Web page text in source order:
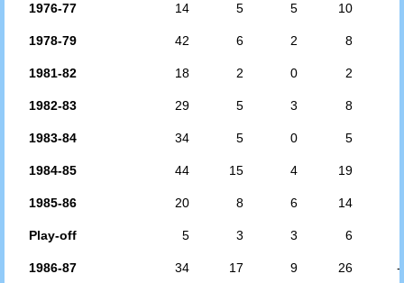
1976-77 14 5 5 10
1978-79 42 6 2 8
1981-82 18 2 0 2
1982-83 29 5 3 8
1983-84 34 5 0 5
1984-85 44 15 4 19
1985-86 20 8 6 14
Play-off 5 3 3 6
1986-87 34 17 9 26 -